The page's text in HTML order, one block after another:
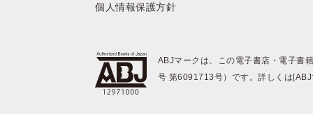
個人情報保護方針
ABJマークは、この電子書店・電子書
号 第6091713号）です。詳しくは